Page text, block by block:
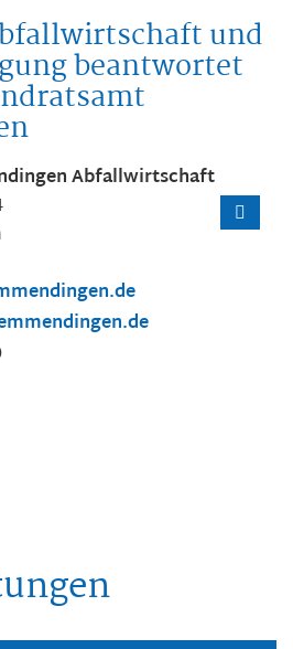
und
beantwortet
Abfallwirtschaft